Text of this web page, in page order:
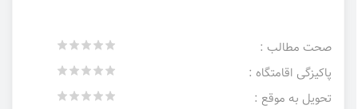
صحت مطالب :
پاکیزگی اقامتگاه :
تحویل به موقع :